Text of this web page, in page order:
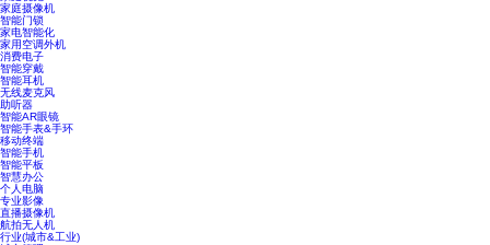
家庭摄像机
智能门锁
家电智能化
家用空调外机
消费电子
智能穿戴
智能耳机
无线麦克风
助听器
智能AR眼镜
智能手表&手环
移动终端
智能手机
智能平板
智慧办公
个人电脑
专业影像
直播摄像机
航拍无人机
行业(城市&工业)